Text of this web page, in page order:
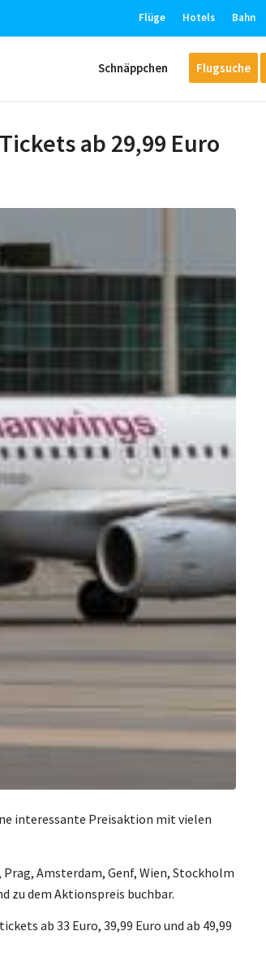
Flüge Hotels Bahn
Schnäppchen Flugsuche
ab 29,99 Euro
interessante Preisaktion mit vielen
Prag, Amsterdam, Genf, Wien, Stockholm
zu dem Aktionspreis buchbar.
ab 33 Euro, 39,99 Euro und ab 49,99